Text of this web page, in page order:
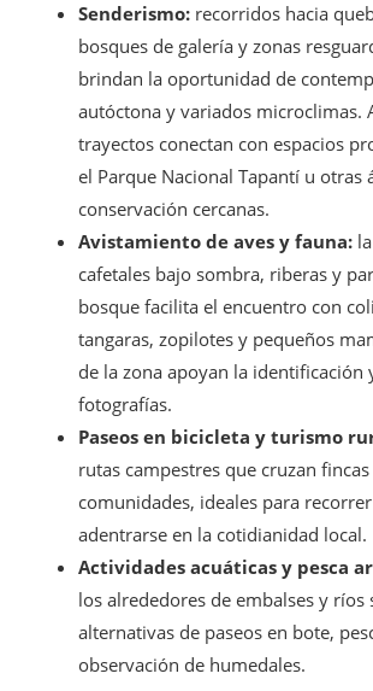
Senderismo: recorridos hacia
bosques de galería y zonas
brindan la oportunidad de
autóctona y variados microclimas.
trayectos conectan con espacios
el Parque Nacional Tapantí u otras
conservación cercanas.
Avistamiento de aves y fauna:
cafetales bajo sombra, riberas y
bosque facilita el encuentro con
tangaras, zopilotes y pequeños
de la zona apoyan la identificación
fotografías.
Paseos en bicicleta y turismo
rutas campestres que cruzan
comunidades, ideales para
adentrarse en la cotidianidad local.
Actividades acuáticas y pesca
los alrededores de embalses y ríos
alternativas de paseos en bote,
observación de humedales.